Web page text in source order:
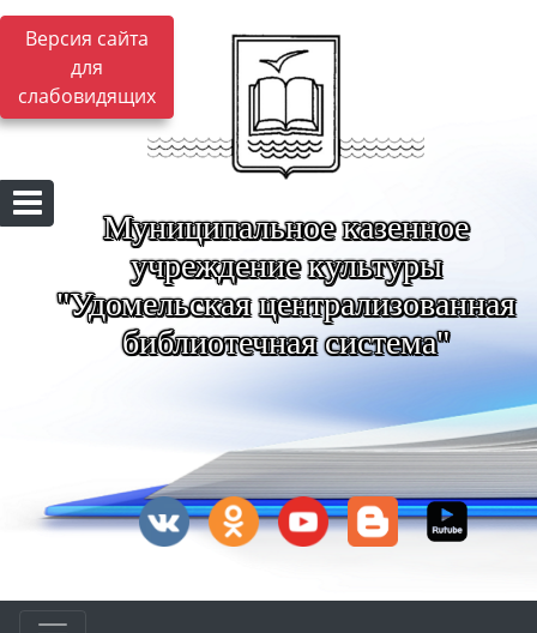
Версия сайта
для
слабовидящих
Муниципальное казенное
учреждение культуры
"Удомельская централизованная
библиотечная система"